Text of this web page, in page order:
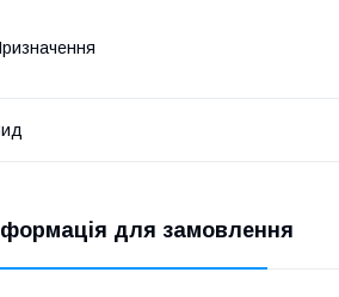
для замовлення